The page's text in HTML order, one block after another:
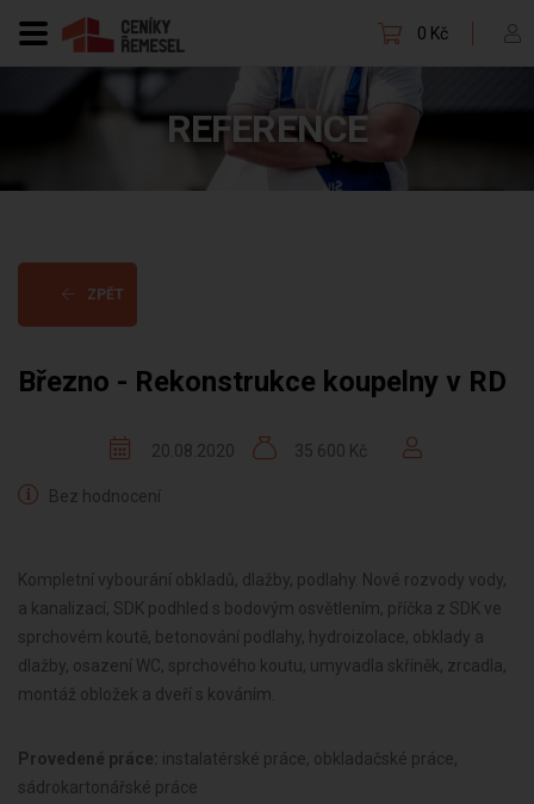
0 Kč
REFERENCE
ZPĚT
Březno - Rekonstrukce koupelny v RD
20.08.2020 35 600 Kč
Bez hodnocení
Kompletní vybourání obkladů, dlažby, podlahy. Nové rozvody vody,
a kanalizací, SDK podhled s bodovým osvětlením, příčka z SDK ve
sprchovém koutě, betonování podlahy, hydroizolace, obklady a
dlažby, osazení WC, sprchového koutu, umyvadla skříněk, zrcadla,
montáž obložek a dveří s kováním.
Provedené práce: instalatérské práce, obkladačské práce,
sádrokartonářské práce